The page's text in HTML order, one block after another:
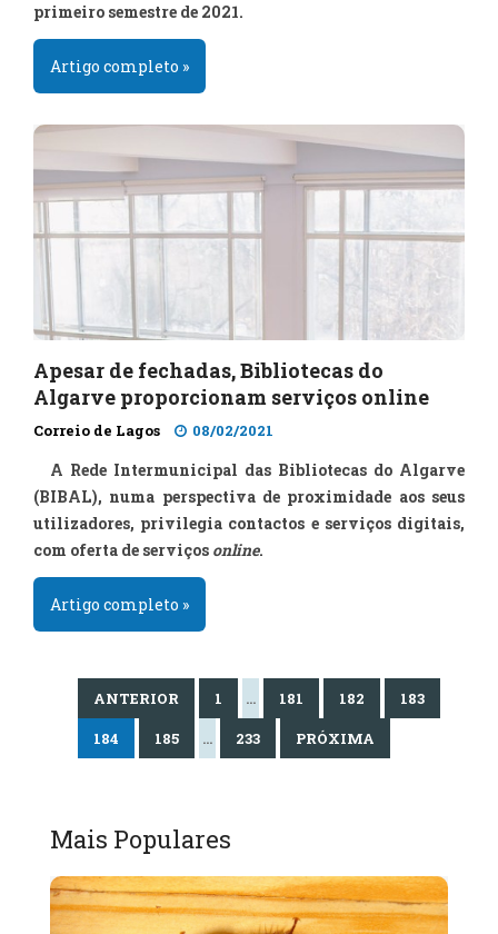
primeiro semestre de 2021.
Artigo completo »
Apesar de fechadas, Bibliotecas do
Algarve proporcionam serviços online
Correio de Lagos 08/02/2021
A Rede Intermunicipal das Bibliotecas do Algarve
(BIBAL), numa perspectiva de proximidade aos seus
utilizadores, privilegia contactos e serviços digitais,
com oferta de serviços online.
Artigo completo »
ANTERIOR 1 … 181 182
183
184
185 … 233 PRÓXIMA
Mais Populares